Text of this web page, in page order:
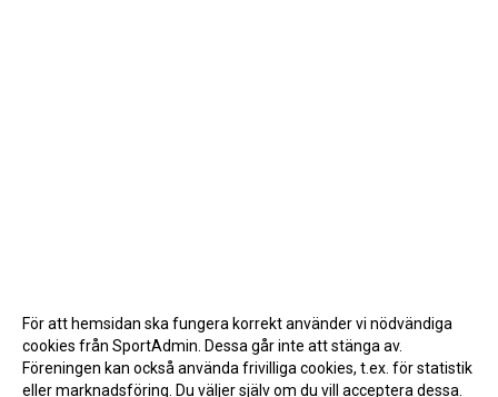
För att hemsidan ska fungera korrekt använder vi nödvändiga
cookies från SportAdmin. Dessa går inte att stänga av.
Föreningen kan också använda frivilliga cookies, t.ex. för statistik
eller marknadsföring. Du väljer själv om du vill acceptera dessa.